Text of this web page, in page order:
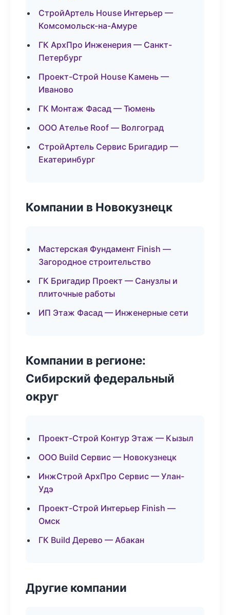
СтройАртель House Интерьер —
Комсомольск-на-Амуре
ГК АрхПро Инженерия — Санкт-
Петербург
Проект-Строй House Камень —
Иваново
ГК Монтаж Фасад — Тюмень
ООО Ателье Roof — Волгоград
СтройАртель Сервис Бригадир —
Екатеринбург
Компании в Новокузнецк
Мастерская Фундамент Finish —
Загородное строительство
ГК Бригадир Проект — Санузлы и
плиточные работы
ИП Этаж Фасад — Инженерные сети
Компании в регионе:
Сибирский федеральный
округ
Проект-Строй Контур Этаж — Кызыл
ООО Build Сервис — Новокузнецк
ИнжСтрой АрхПро Сервис — Улан-
Удэ
Проект-Строй Интерьер Finish —
Омск
ГК Build Дерево — Абакан
Другие компании